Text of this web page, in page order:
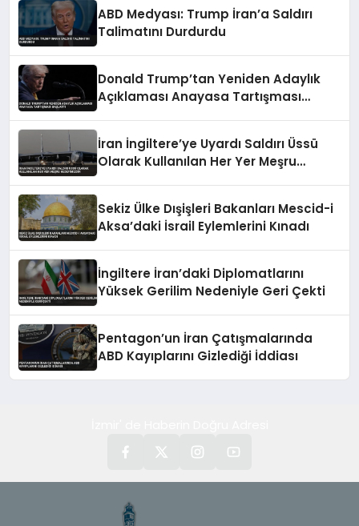
ABD Medyası: Trump İran’a Saldırı
Talimatını Durdurdu
Donald Trump’tan Yeniden Adaylık
Açıklaması Anayasa Tartışması
İran İngiltere’ye Uyardı Saldırı Üssü
Olarak Kullanılan Her Yer Meşru
Sekiz Ülke Dışişleri Bakanları Mescid-i
Aksa’daki İsrail Eylemlerini Kınadı
İngiltere İran’daki Diplomatlarını
Yüksek Gerilim Nedeniyle Geri Çekti
Pentagon’un İran Çatışmalarında
ABD Kayıplarını Gizlediği İddiası